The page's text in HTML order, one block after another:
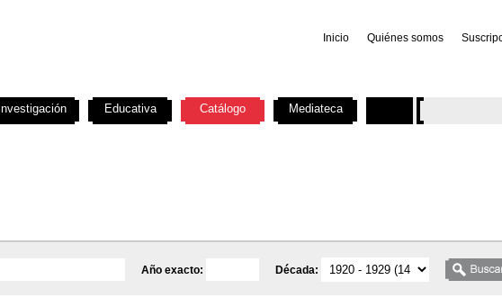
Inicio Quiénes somos
Año exacto: Década:
Investigación Educativa Catálogo Mediateca